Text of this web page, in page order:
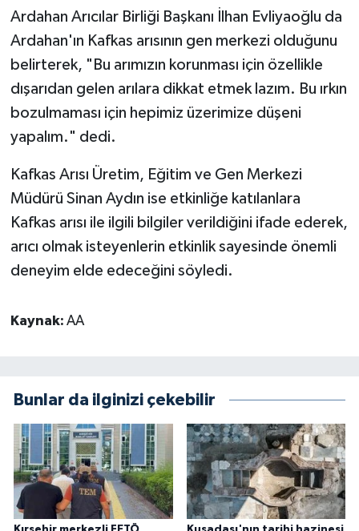
Ardahan Arıcılar Birliği Başkanı İlhan Evliyaoğlu da
Ardahan'ın Kafkas arısının gen merkezi olduğunu
belirterek, "Bu arımızın korunması için özellikle
dışarıdan gelen arılara dikkat etmek lazım. Bu ırkın
bozulmaması için hepimiz üzerimize düşeni
yapalım." dedi.
Kafkas Arısı Üretim, Eğitim ve Gen Merkezi
Müdürü Sinan Aydın ise etkinliğe katılanlara
Kafkas arısı ile ilgili bilgiler verildiğini ifade ederek,
arıcı olmak isteyenlerin etkinlik sayesinde önemli
deneyim elde edeceğini söyledi.
Kaynak: AA
Bunlar da ilginizi çekebilir